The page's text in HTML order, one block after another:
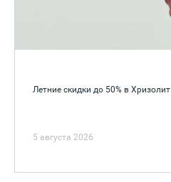
Летние скидки до 50% в Хризолит
5 августа 2026